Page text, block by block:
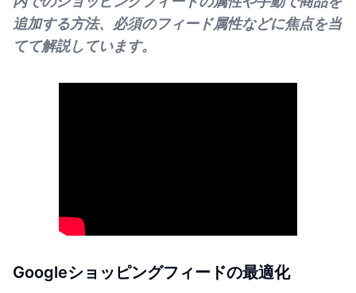
追加する方法、必須のフィード属性などに焦点を当
てて解説しています。
Googleショッピングフィードの最適化